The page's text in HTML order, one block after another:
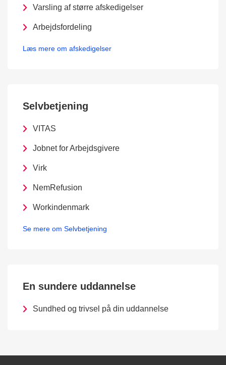
Varsling af større afskedigelser
Arbejdsfordeling
Læs mere om afskedigelser
Selvbetjening
VITAS
Jobnet for Arbejdsgivere
Virk
NemRefusion
Workindenmark
Se mere om Selvbetjening
En sundere uddannelse
Sundhed og trivsel på din uddannelse